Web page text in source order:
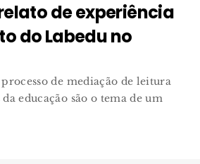
de experiência
do Labedu no
de mediação de leitura
educação são o tema de um